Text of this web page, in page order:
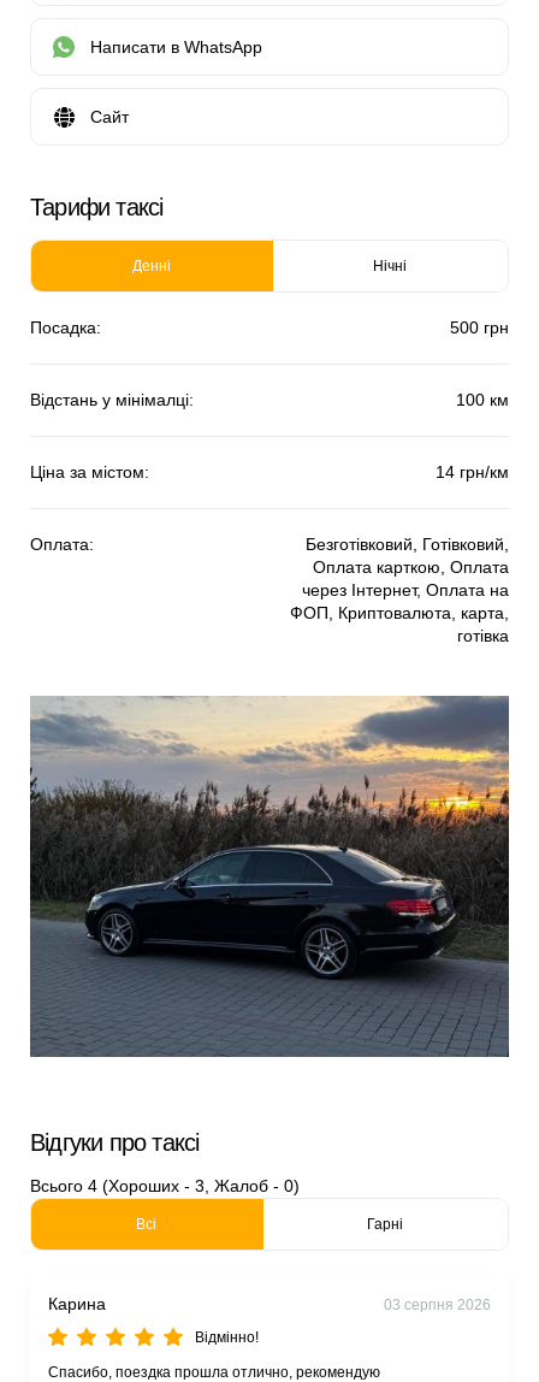
Написати в WhatsApp
Сайт
Тарифи таксі
Денні Нічні
Посадка: 500 грн
Відстань у мінімалці: 100 км
Ціна за містом: 14 грн/км
Оплата:
Безготівковий, Готівковий,
Оплата карткою, Оплата
через Інтернет, Оплата на
ФОП, Криптовалюта, карта,
готівка
Відгуки про таксі
Всього 4 (Хороших - 3, Жалоб - 0)
Всі Гарні
Карина
03 серпня 2026
Відмінно!
Спасибо, поездка прошла отлично, рекомендую